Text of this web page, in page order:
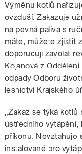
Výměnu kotlů
ovzduší. Zakazuje
na pevná paliva s
máte, můžete zjistit
doporučuji zavolat
Kojanová z
odpady Odboru
lesnictví Krajského
„Zákaz se týká
ústředního vytápění,
příkonu. Nevztahuje
instalované pro